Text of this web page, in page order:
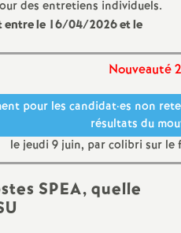
é
O
r
l
é
des entretiens individuels.
entre le 16/04/2026 et le
Nouveauté
pour les candidat·es non
résultats du
le jeudi 9 juin, par colibri sur le
SPEA, quelle